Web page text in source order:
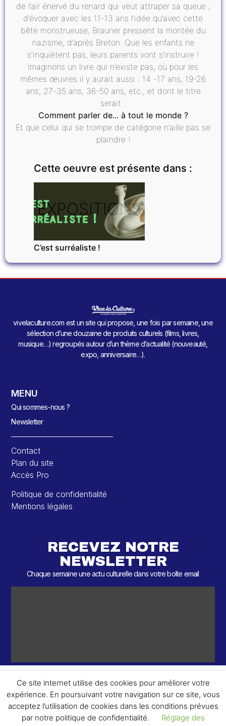
de l’air énervé du renard qui veut attraper sa queue ;
d’évoquer avec les 11-13 ans l’idée qu’avec cette
bête monstrueuse, Brauner pressent la montée du
nazisme, d’après Breton. Que les enfants ne
s’inquiètent pas, leurs parents vont s’instruire !
Imaginons un livre qui n’existe pas, où pour les
mêmes œuvres il y aurait aussi : 14 -17 ans, 19-26
ans, 27-35 ans, 36-50 ans, etc., et dont le titre
serait :
Comment parler de... à tout le monde ?
Et que celui qui se trompe de catégorie n’aille pas se
plaindre !
Cette oeuvre est présente dans :
EXPOSITIONS
C’est surréaliste !
vivelaculture.com est un site qui propose, une fois par semaine, une
sélection d’une douzaine de produits culturels (films, livres,
musique…) regroupés autour d’un thème d’actualité (nouveauté,
expo, anniversaire…).
MENU
Qui sommes-nous ?
Newsletter
Contact
Plan du site
Accès Pro
Politique de confidentialité
Mentions légales
RECEVEZ NOTRE
NEWSLETTER
Chaque semaine une actu culturelle dans votre boîte email
© 2026 – 2 ème Round – Tous droits réservés.
Ce site internet utilise des cookies pour améliorer votre
expérience. En poursuivant votre navigation sur ce site, vous
acceptez l’utilisation de cookies dans les conditions prévues
par notre politique de confidentialité.
Réglage des